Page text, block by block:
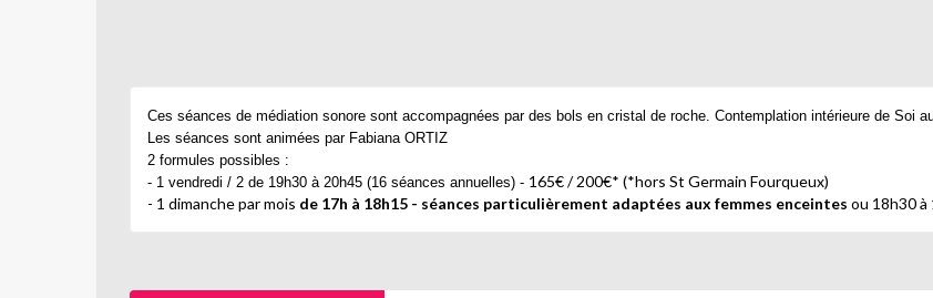
Ces séances de médiation sonore sont accompagnées par des bols en cristal de roche. Contemplation intérieure de Soi
Les séances sont animées par Fabiana ORTIZ
2 formules possibles :
- 1 vendredi / 2 de 19h30 à 20h45 (16 séances annuelles) - 165€ / 200€* (*hors St Germain Fourqueux)
- 1 dimanche par mois de 17h à 18h15 - séances particulièrement adaptées aux femmes enceintes ou 18h30 à